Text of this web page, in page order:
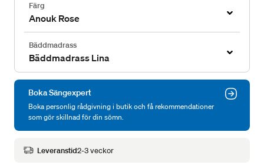
Färg
Anouk Rose
Bäddmadrass
Bäddmadrass Lina
Boka Sängexpert
Boka personlig rådgivning i butik och få rekommendationer
som gör skillnad för din sömn.
Leveranstid2-3 veckor